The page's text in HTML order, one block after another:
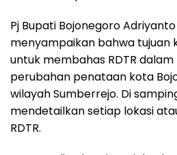
Pj Bupati Bojonegoro
menyampaikan bahwa tujuan
untuk membahas RDTR
perubahan penataan kota
wilayah Sumberrejo. Di
mendetailkan setiap lokasi
RDTR.